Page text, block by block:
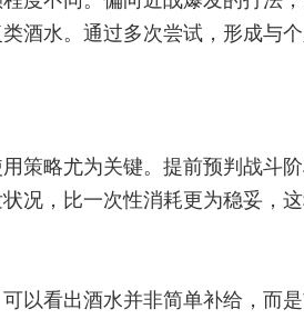
酒水。通过多次尝试，形成与
策略尤为关键。提前预判战斗
况，比一次性消耗更为稳妥，
以看出酒水并非简单补给，而